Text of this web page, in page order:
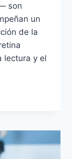
son
un
de la
lectura y el